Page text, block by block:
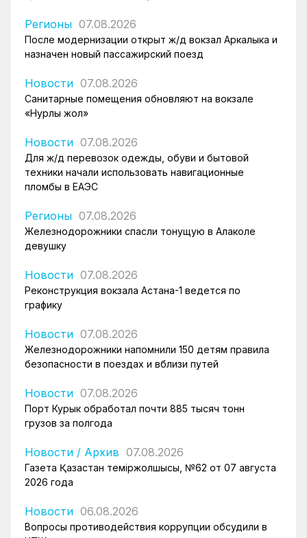
Регионы 07.08.2026
После модернизации открыт ж/д вокзал Аркалыка и
назначен новый пассажирский поезд
Новости 07.08.2026
Санитарные помещения обновляют на вокзале
«Нурлы жол»
Новости 07.08.2026
Для ж/д перевозок одежды, обуви и бытовой
техники начали использовать навигационные
пломбы в ЕАЭС
Регионы 07.08.2026
Железнодорожники спасли тонущую в Алаколе
девушку
Новости 07.08.2026
Реконструкция вокзала Астана-1 ведется по
графику
Новости 07.08.2026
Железнодорожники напомнили 150 детям правила
безопасности в поездах и вблизи путей
Новости 07.08.2026
Порт Курык обработал почти 885 тысяч тонн
грузов за полгода
Новости / Архив 07.08.2026
Газета Қазақстан теміржолшысы, №62 от 07 августа
2026 года
Новости 06.08.2026
Вопросы противодействия коррупции обсудили в